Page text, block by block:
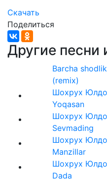
Скачать
Поделиться
Другие песни
Barcha
(remix)
Шохрух
Yoqasan
Шохрух
Sevmading
Шохрух
Manzillar
Шохрух
Dada